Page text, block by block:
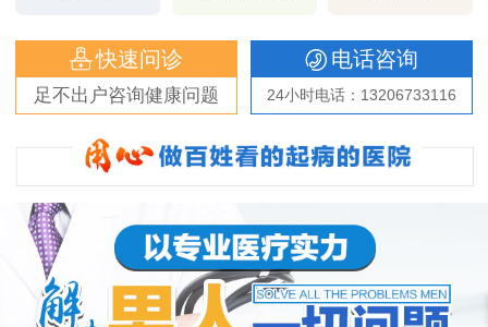
快速问诊
足不出户咨询健康问题
电话咨询
24小时电话：13206733116